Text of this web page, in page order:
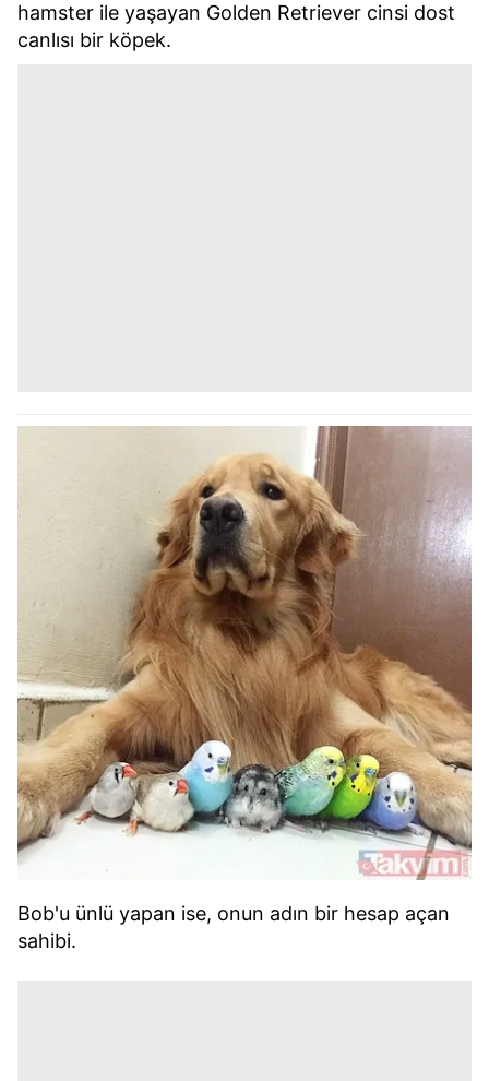
hamster ile yaşayan Golden Retriever cinsi dost
canlısı bir köpek.
Bob'u ünlü yapan ise, onun adın bir hesap açan
sahibi.